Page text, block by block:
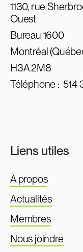
1130, rue
Ouest
Bureau 1600
Montréal
H3A 2M8
Téléphone :514
Liens utiles
À propos
Actualités
Membres
Nous joindre